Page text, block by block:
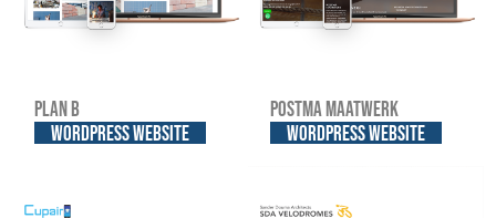
Plan B
WordPress website
Postma Maatwerk
WordPress website